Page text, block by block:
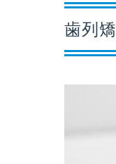
歯列